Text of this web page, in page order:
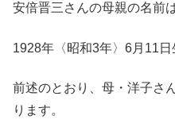
安倍晋三さんの母親の名前は
1928年〈昭和3年〉6月11日
前述のとおり、母・洋子さ
ります。